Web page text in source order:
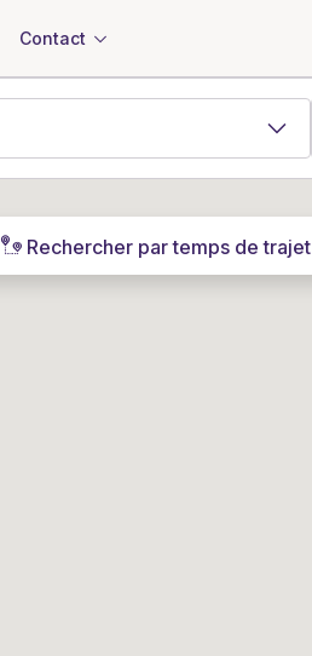
Contact
Rechercher par temps de trajet